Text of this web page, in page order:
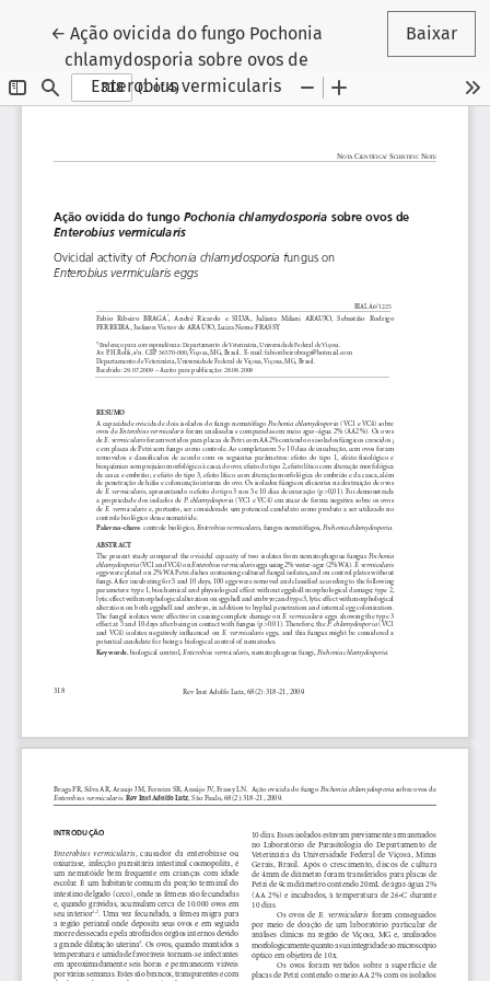
← Voltar aos Detalhes do Artigo
Ação ovicida do fungo Pochonia
chlamydosporia sobre ovos de
Enterobius vermicularis
Baixar